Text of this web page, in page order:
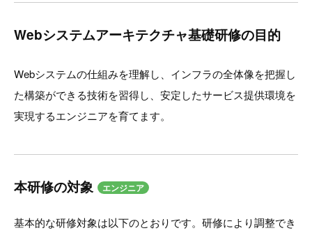
Webシステムアーキテクチャ基礎研修の目的
Webシステムの仕組みを理解し、インフラの全体像を把握し
た構築ができる技術を習得し、安定したサービス提供環境を
実現するエンジニアを育てます。
本研修の対象 エンジニア
基本的な研修対象は以下のとおりです。研修により調整でき